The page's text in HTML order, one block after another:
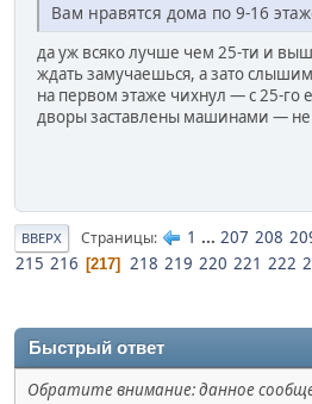
Вам нравятся дома по 9-16
да уж всяко лучше чем 25-ти и
ждать замучаешься, а зато
на первом этаже чихнул — с 25-го
дворы заставлены машинами — не
ВВЕРХ Страницы 1 ... 207 208
215 216 217 218 219 220 221 222
Быстрый ответ
Обратите внимание: данное